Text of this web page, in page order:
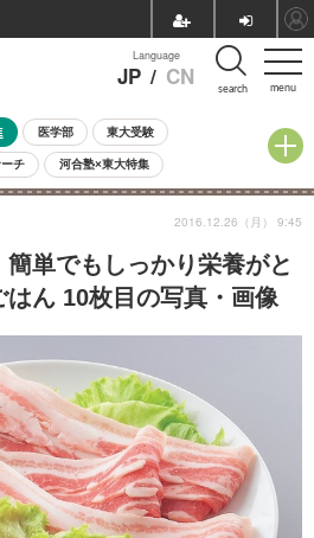
menu
Language
JP / CN search
医学部 東大受験
チ 河合塾×東大特集
中学受験 小学校受験
高校 過去問 人気記事
由研究教材（中学生向け） ランキング
単でもしっかり栄養がと
ん 10枚目の写真・画像
2016.12.26（月） 9:45